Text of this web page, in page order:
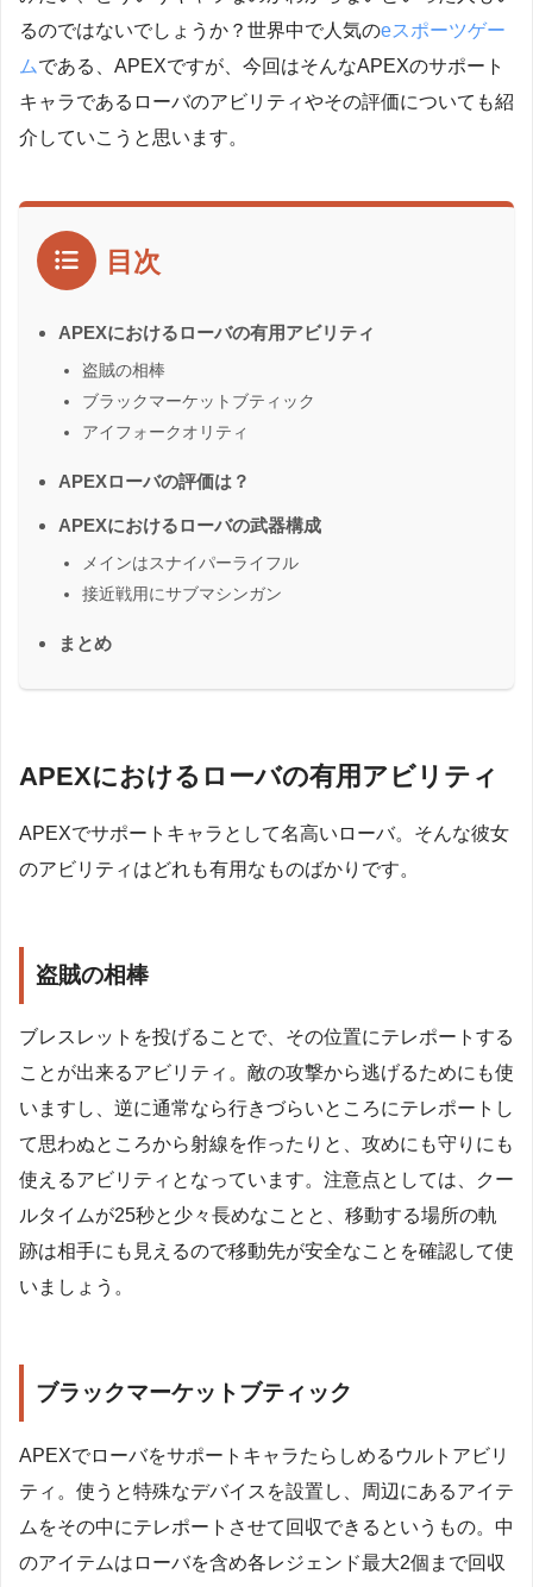
るのではないでしょうか？世界中で人気のeスポーツゲー
ムである、APEXですが、今回はそんなAPEXのサポート
キャラであるローバのアビリティやその評価についても紹
介していこうと思います。
目次
APEXにおけるローバの有用アビリティ
盗賊の相棒
ブラックマーケットブティック
アイフォークオリティ
APEXローバの評価は？
APEXにおけるローバの武器構成
メインはスナイパーライフル
接近戦用にサブマシンガン
まとめ
APEXにおけるローバの有用アビリティ
APEXでサポートキャラとして名高いローバ。そんな彼女
のアビリティはどれも有用なものばかりです。
盗賊の相棒
ブレスレットを投げることで、その位置にテレポートする
ことが出来るアビリティ。敵の攻撃から逃げるためにも使
いますし、逆に通常なら行きづらいところにテレポートし
て思わぬところから射線を作ったりと、攻めにも守りにも
使えるアビリティとなっています。注意点としては、クー
ルタイムが25秒と少々長めなことと、移動する場所の軌
跡は相手にも見えるので移動先が安全なことを確認して使
いましょう。
ブラックマーケットブティック
APEXでローバをサポートキャラたらしめるウルトアビリ
ティ。使うと特殊なデバイスを設置し、周辺にあるアイテ
ムをその中にテレポートさせて回収できるというもの。中
のアイテムはローバを含め各レジェンド最大2個まで回収